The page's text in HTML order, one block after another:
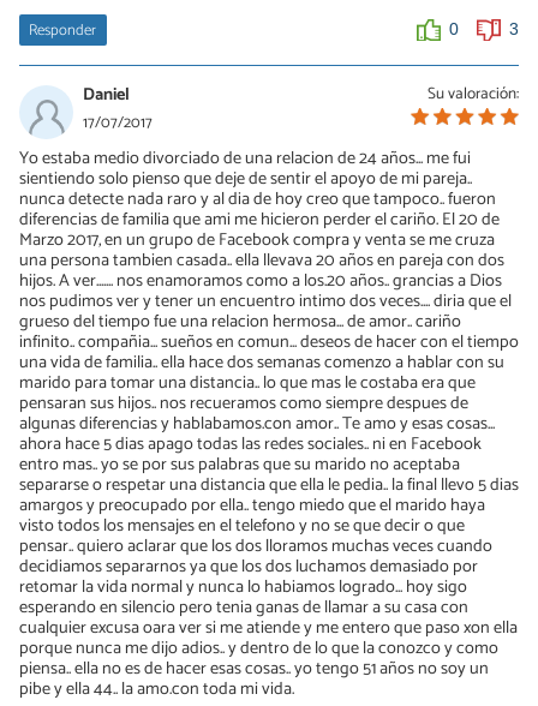
Responder 0 3
Su valoración:
Daniel
17/07/2017
Yo estaba medio divorciado de una relacion de 24 años... me fui
sientiendo solo pienso que deje de sentir el apoyo de mi pareja..
nunca detecte nada raro y al dia de hoy creo que tampoco.. fueron
diferencias de familia que ami me hicieron perder el cariño. El 20 de
Marzo 2017, en un grupo de Facebook compra y venta se me cruza
una persona tambien casada.. ella llevava 20 años en pareja con dos
hijos. A ver....... nos enamoramos como a los.20 años.. grancias a Dios
nos pudimos ver y tener un encuentro intimo dos veces.... diria que el
grueso del tiempo fue una relacion hermosa... de amor.. cariño
infinito.. compañia... sueños en comun... deseos de hacer con el tiempo
una vida de familia.. ella hace dos semanas comenzo a hablar con su
marido para tomar una distancia.. lo que mas le costaba era que
pensaran sus hijos.. nos recueramos como siempre despues de
algunas diferencias y hablabamos.con amor.. Te amo y esas cosas...
ahora hace 5 dias apago todas las redes sociales.. ni en Facebook
entro mas.. yo se por sus palabras que su marido no aceptaba
separarse o respetar una distancia que ella le pedia.. la final llevo 5 dias
amargos y preocupado por ella.. tengo miedo que el marido haya
visto todos los mensajes en el telefono y no se que decir o que
pensar.. quiero aclarar que los dos lloramos muchas veces cuando
decidiamos separarnos ya que los dos luchamos demasiado por
retomar la vida normal y nunca lo habiamos logrado... hoy sigo
esperando en silencio pero tenia ganas de llamar a su casa con
cualquier excusa oara ver si me atiende y me entero que paso xon ella
porque nunca me dijo adios.. y dentro de lo que la conozco y como
piensa.. ella no es de hacer esas cosas.. yo tengo 51 años no soy un
pibe y ella 44.. la amo.con toda mi vida.